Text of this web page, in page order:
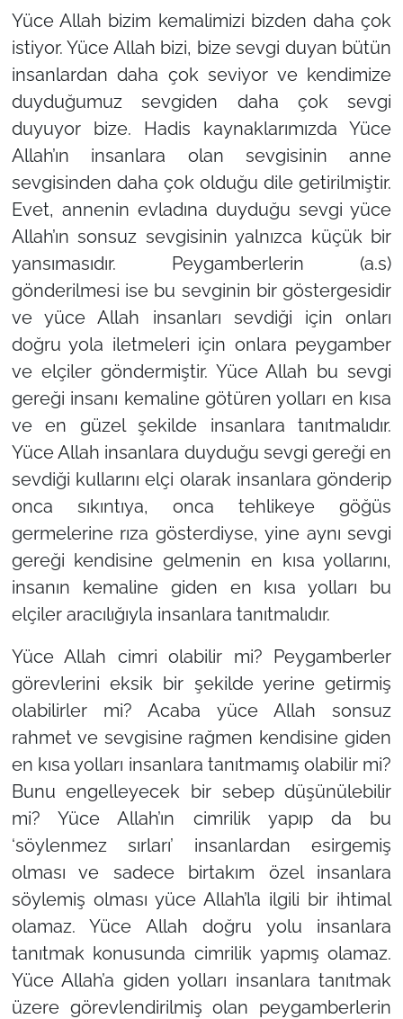
Yüce Allah bizim kemalimizi bizden daha çok
istiyor. Yüce Allah bizi, bize sevgi duyan bütün
insanlardan daha çok seviyor ve kendimize
duyduğumuz sevgiden daha çok sevgi
duyuyor bize. Hadis kaynaklarımızda Yüce
Allah’ın insanlara olan sevgisinin anne
sevgisinden daha çok olduğu dile getirilmiştir.
Evet, annenin evladına duyduğu sevgi yüce
Allah’ın sonsuz sevgisinin yalnızca küçük bir
yansımasıdır. Peygamberlerin (a.s)
gönderilmesi ise bu sevginin bir göstergesidir
ve yüce Allah insanları sevdiği için onları
doğru yola iletmeleri için onlara peygamber
ve elçiler göndermiştir. Yüce Allah bu sevgi
gereği insanı kemaline götüren yolları en kısa
ve en güzel şekilde insanlara tanıtmalıdır.
Yüce Allah insanlara duyduğu sevgi gereği en
sevdiği kullarını elçi olarak insanlara gönderip
onca sıkıntıya, onca tehlikeye göğüs
germelerine rıza gösterdiyse, yine aynı sevgi
gereği kendisine gelmenin en kısa yollarını,
insanın kemaline giden en kısa yolları bu
elçiler aracılığıyla insanlara tanıtmalıdır.
Yüce Allah cimri olabilir mi? Peygamberler
görevlerini eksik bir şekilde yerine getirmiş
olabilirler mi? Acaba yüce Allah sonsuz
rahmet ve sevgisine rağmen kendisine giden
en kısa yolları insanlara tanıtmamış olabilir mi?
Bunu engelleyecek bir sebep düşünülebilir
mi? Yüce Allah’ın cimrilik yapıp da bu
‘söylenmez sırları’ insanlardan esirgemiş
olması ve sadece birtakım özel insanlara
söylemiş olması yüce Allah’la ilgili bir ihtimal
olamaz. Yüce Allah doğru yolu insanlara
tanıtmak konusunda cimrilik yapmış olamaz.
Yüce Allah’a giden yolları insanlara tanıtmak
üzere görevlendirilmiş olan peygamberlerin